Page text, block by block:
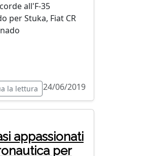
all'F-35
per Stuka, Fiat CR
la lettura 24/06/2019
appassionati
per